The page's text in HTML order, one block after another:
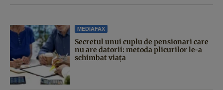
MEDIAFAX
Secretul unui cuplu de pensionari care
nu are datorii: metoda plicurilor le-a
schimbat viața